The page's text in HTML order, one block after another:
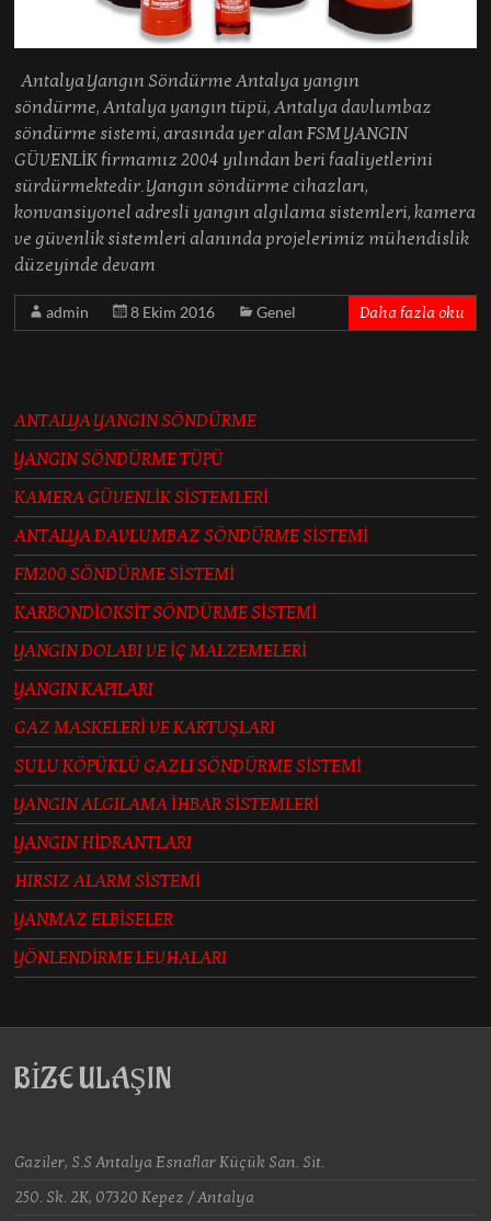
Antalya Yangın Söndürme Antalya yangın
söndürme, Antalya yangın tüpü, Antalya davlumbaz
söndürme sistemi, arasında yer alan FSM YANGIN
GÜVENLİK firmamız 2004 yılından beri faaliyetlerini
sürdürmektedir. Yangın söndürme cihazları,
konvansiyonel adresli yangın algılama sistemleri, kamera
ve güvenlik sistemleri alanında projelerimiz mühendislik
düzeyinde devam
admin 8 Ekim 2016 Genel Daha fazla oku
ANTALYA YANGIN SÖNDÜRME
YANGIN SÖNDÜRME TÜPÜ
KAMERA GÜVENLİK SİSTEMLERİ
ANTALYA DAVLUMBAZ SÖNDÜRME SİSTEMİ
FM200 SÖNDÜRME SİSTEMİ
KARBONDİOKSİT SÖNDÜRME SİSTEMİ
YANGIN DOLABI VE İÇ MALZEMELERİ
YANGIN KAPILARI
GAZ MASKELERİ VE KARTUŞLARI
SULU KÖPÜKLÜ GAZLI SÖNDÜRME SİSTEMİ
YANGIN ALGILAMA İHBAR SİSTEMLERİ
YANGIN HİDRANTLARI
HIRSIZ ALARM SİSTEMİ
YANMAZ ELBİSELER
YÖNLENDİRME LEVHALARI
BİZE ULAŞIN
Gaziler, S.S Antalya Esnaflar Küçük San. Sit.
250. Sk. 2K, 07320 Kepez / Antalya